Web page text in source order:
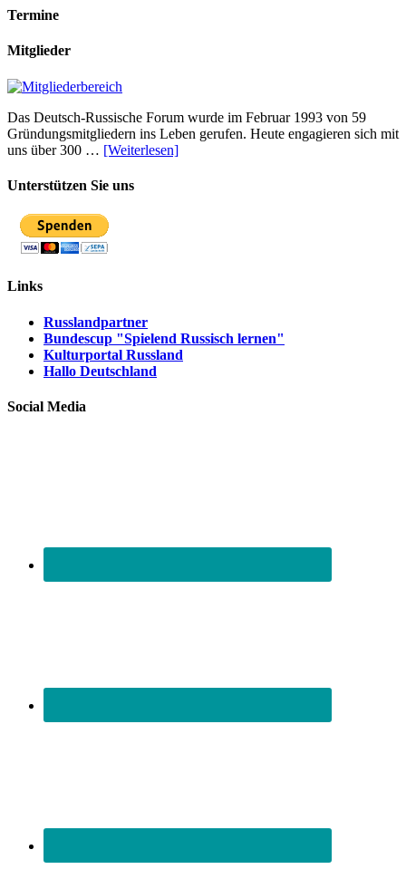
Termine
Mitglieder
Das Deutsch-Russische Forum wurde im Februar 1993 von 59
Gründungsmitgliedern ins Leben gerufen. Heute engagieren sich mit
uns über 300 … [Weiterlesen]
Unterstützen Sie uns
Links
Russlandpartner
Bundescup "Spielend Russisch lernen"
Kulturportal Russland
Hallo Deutschland
Social Media